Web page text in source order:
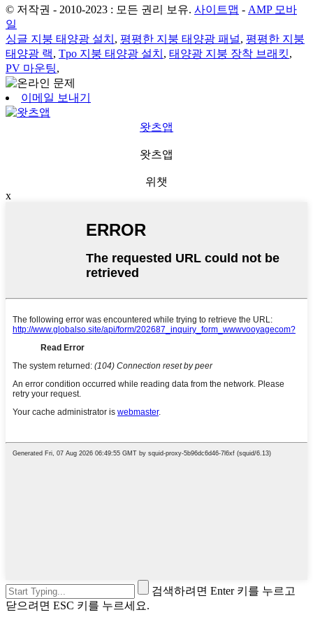
© 저작권 - 2010-2023 : 모든 권리 보유. 사이트맵 - AMP 모바
일
싱글 지붕 태양광 설치 , 평평한 지붕 태양광 패널, 평평한 지붕
태양광 랙, Tpo 지붕 태양광 설치 , 태양광 지붕 장착 브래킷,
PV 마운팅,
이메일 보내기
왓츠앱
왓츠앱
위챗
x
검색하려면 Enter 키를 누르고
닫으려면 ESC 키를 누르세요.